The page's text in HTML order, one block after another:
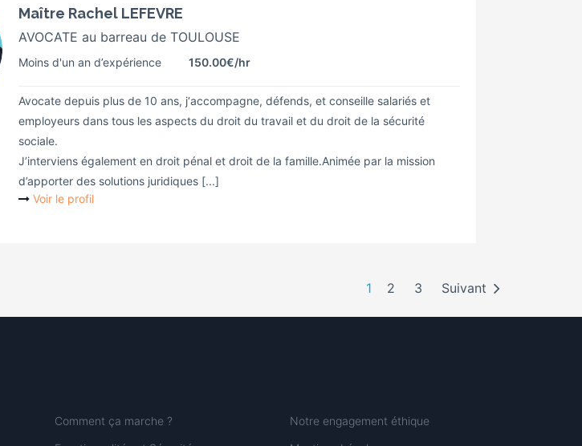
Maître Rachel LEFEVRE
AVOCATE au barreau de TOULOUSE
Moins d'un an d’expérience 150.00€/hr
Avocate depuis plus de 10 ans, j‘accompagne, défends, et conseille salariés et
employeurs dans tous les aspects du droit du travail et du droit de la sécurité
sociale.
J’interviens également en droit pénal et droit de la famille.Animée par la mission
d’apporter des solutions juridiques [...]
Voir le profil
1 2 3 Suivant
Comment ça marche ?
Notre engagement éthique